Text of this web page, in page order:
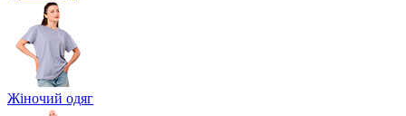
Жіночий одяг